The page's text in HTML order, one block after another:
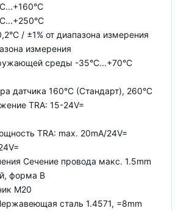
/ ±1% от диапазона измерения
измерения
среды -35°C...+70°C
датчика 160°C (Стандарт), 260°C
TRA: 15-24V=
TRA: max. 20mA/24V=
Сечение провода макс. 1.5mm
форма B
M20
сталь 1.4571, =8mm